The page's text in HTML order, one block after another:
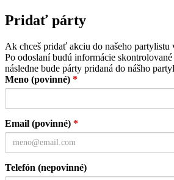
Pridať párty
Ak chceš pridať akciu do našeho partylistu
Po odoslaní budú informácie
následne bude párty pridaná do nášho
Meno (povinné) *
Email (povinné) *
Telefón (nepovinné)